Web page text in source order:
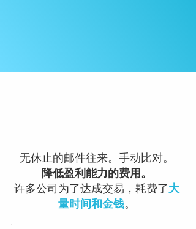
无休止的邮件往来。手动比对。
降低盈利能力的费用。
许多公司 为了达成交易， 耗费了大
量时间和金钱。